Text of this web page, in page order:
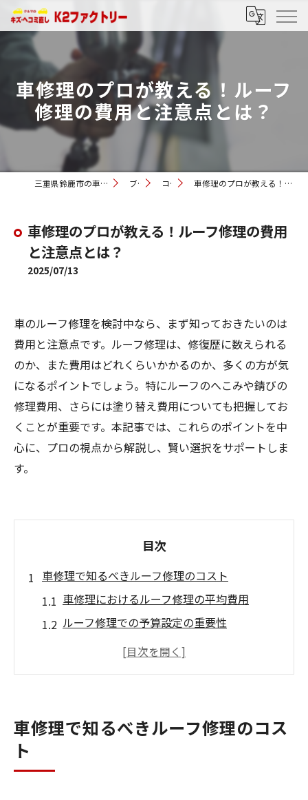
車修理のプロが教える！ルーフ
修理の費用と注意点とは？
三重県鈴鹿市の車修理ならK2ファクトリー ブログ コラム 車修理のプロが教える！ルーフ修理の費用と注意点とは？
車修理のプロが教える！ルーフ修理の費用
と注意点とは？
2025/07/13
車のルーフ修理を検討中なら、まず知っておきたいのは
費用と注意点です。ルーフ修理は、修復歴に数えられる
のか、また費用はどれくらいかかるのか、多くの方が気
になるポイントでしょう。特にルーフのへこみや錆びの
修理費用、さらには塗り替え費用についても把握してお
くことが重要です。本記事では、これらのポイントを中
心に、プロの視点から解説し、賢い選択をサポートしま
す。
目次
車修理で知るべきルーフ修理のコスト
車修理におけるルーフ修理の平均費用
ルーフ修理での予算設定の重要性
車修理で賢くルーフ修理費を抑える方法
自分でできるルーフ修理とその限界
ルーフ修理は修復歴に含まれるのか
車修理で知るべきルーフ修理のコス
ト